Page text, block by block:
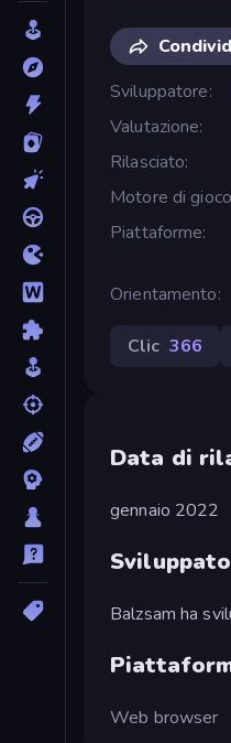
Sviluppatore
Valutazione
Rilasciato
Motore di gioco
Piattaforme
Orientamento
Clic 366
Data di
gennaio 2022
Balzsam ha
Web browser